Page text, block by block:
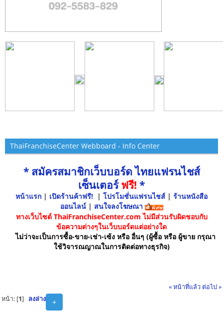
ThaiFranchiseCenter Webboard - Info Center
* สมัครสมาชิกเว็บบอร์ด ไทยแฟรนไชส์
เซ็นเตอร์ฟรี! *
หน้าแรก | เปิดร้านค้าฟรี! | โปรโมชั่นแฟรนไชส์ | ร้านหนังสือ
ออนไลน์ | สนใจลงโฆษณา
ทางเว็บไซต์ ThaiFranchiseCenter.com ไม่มีส่วนรับผิดชอบกับ
ข้อความต่างๆในเว็บบอร์ดแต่อย่างใด
ไม่ว่าจะเป็นการซื้อ-ขาย-เช่า-เซ้ง หรือ อื่นๆ (ผู้ซื้อ หรือ ผู้ขาย กรุณา
ใช้วิจารณญาณในการติดต่อทางธุรกิจ)
« หน้าที่แล้ว ต่อไป »
+
หน้า: [1] ลงล่าง